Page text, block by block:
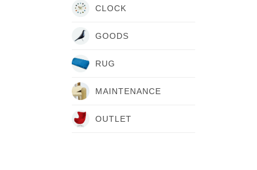
CLOCK
GOODS
RUG
MAINTENANCE
OUTLET